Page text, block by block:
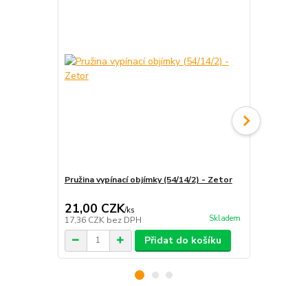
Pružina vypínací objímky (54/14/2) - Zetor
21,00 CZK/ks
17,36 CZK bez DPH Skladem
Přidat do košíku